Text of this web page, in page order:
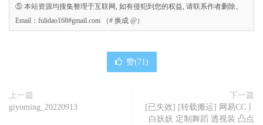
⑤ 本站资源均搜集整理于互联网, 如有侵犯到您的权益, 请联系作者删除。
Email：fulidao168#gmail.com （# 换成 @）
赞(71 )
上一篇
giyoming_20220913
下一篇
[已失效] [转载搬运] 网易CC丨
白妖妖 定制舞蹈 透视装 凸点